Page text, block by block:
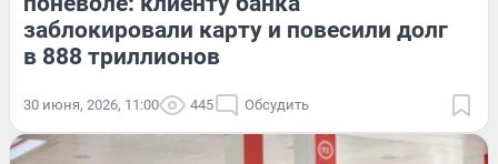
заблокировали карту и повесили долг
в 888 триллионов
30 июня, 2026, 11:00 445 Обсудить